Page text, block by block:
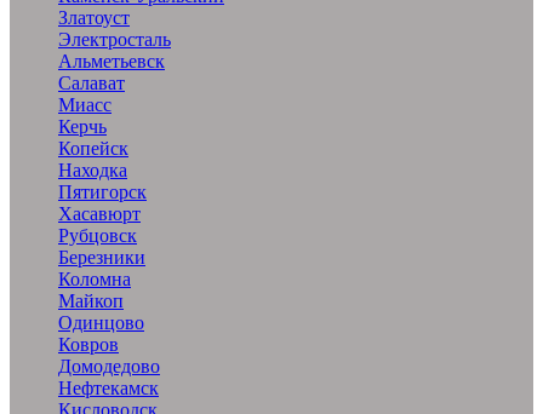
Златоуст
Электросталь
Альметьевск
Салават
Миасс
Керчь
Копейск
Находка
Пятигорск
Хасавюрт
Рубцовск
Березники
Коломна
Майкоп
Одинцово
Ковров
Домодедово
Нефтекамск
Кисловодск